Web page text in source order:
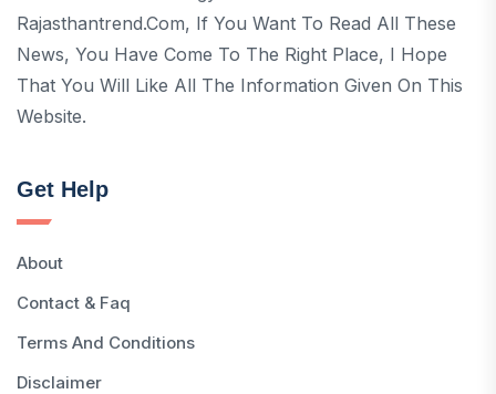
Rajasthantrend.com, If You Want To Read All These
News, You Have Come To The Right Place, I Hope
That You Will Like All The Information Given On This
Website.
Get Help
About
Contact & Faq
Terms And Conditions
Disclaimer